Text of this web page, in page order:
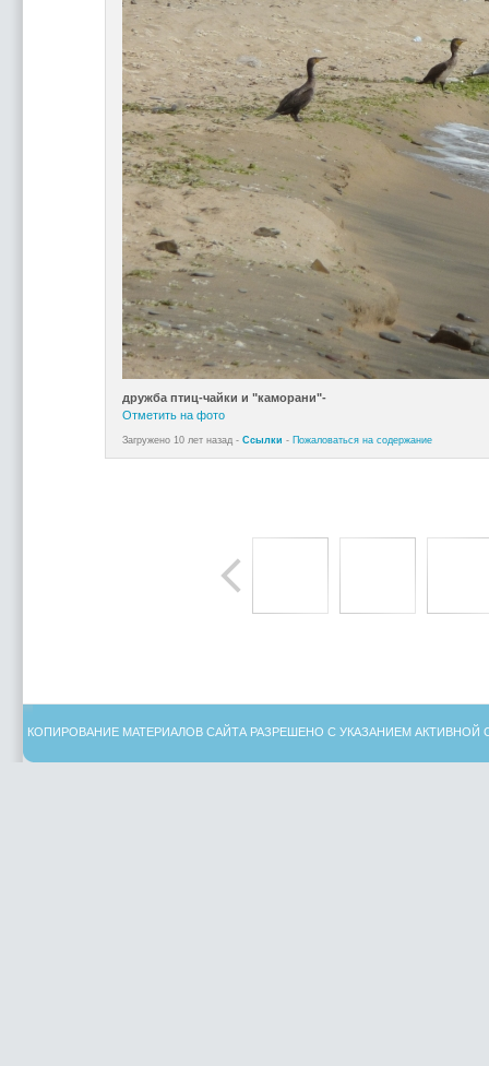
дружба птиц-чайки и "каморани"-
Отметить на фото
Загружено 10 лет назад - Ссылки - Пожаловаться на содержание
КОПИРОВАНИЕ МАТЕРИАЛОВ САЙТА РАЗРЕШЕНО С УКАЗАНИЕМ АКТИВНОЙ